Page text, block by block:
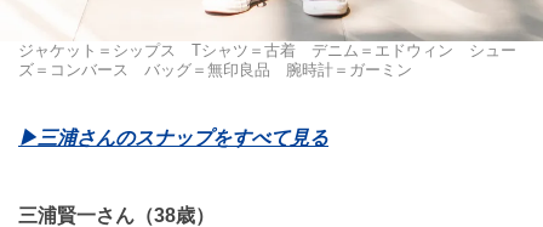
ジャケット＝シップス Tシャツ＝古着 デニム＝エドウィン シュー
ズ＝コンバース バッグ＝無印良品 腕時計＝ガーミン
▶︎三浦さんのスナップをすべて見る
三浦賢一さん（38歳）